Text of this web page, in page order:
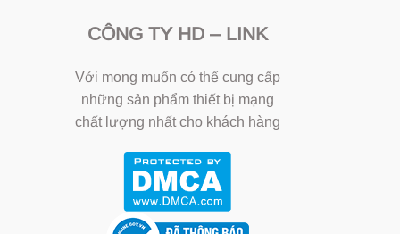
CÔNG TY HD – LINK
Với mong muốn có thể cung cấp
những sản phẩm thiết bị mạng
chất lượng nhất cho khách hàng